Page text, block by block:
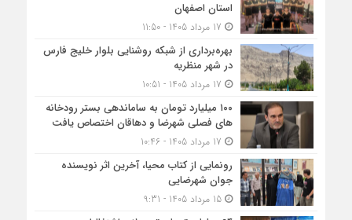
استان اصفهان
بهره‌برداری از شبکه روشنایی بلوار خلیج فارس
در شهر منظریه
۱۰۰ میلیارد تومان به ساماندهی بستر رودخانه
های فصلی شهرضا و دهاقان اختصاص یافت
رونمایی از کتاب محیا، آخرین اثر نویسنده
جوان شهرضایی
15 مرداد 1405 - 9:31